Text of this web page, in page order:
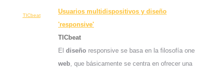
TICbeat
Usuarios multidispositivos y diseño
'responsive'
TICbeat
El diseño responsive se basa en la filosofía one
web , que básicamente se centra en ofrecer una